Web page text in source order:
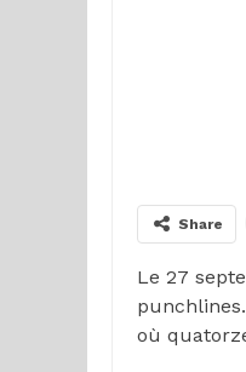
Share
Le 27
où